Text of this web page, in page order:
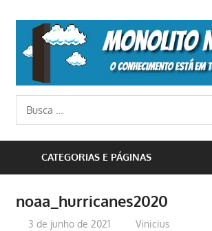
content
o
conhecimento
Busca
para:
CATEGORIAS E PÁGINAS
noaa_hurricanes2020
3 de junho de 2021 Vinicius